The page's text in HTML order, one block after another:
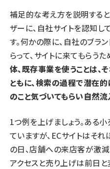
補足的な考え方を説明すると
ザーに、自社サイトを認知し
す。何かの際に、自社のブラ
らって、サイトに来てもらう
体、既存事業を使うことは、
ともに、検索の過程で潜在
のこと気づいてもらい自然
1つ例を上げましょう。ある
ていますが、ECサイトはそ
の日、店舗への来店客が激減
アクセスと売り上げは前日